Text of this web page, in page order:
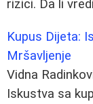
rizici. Da li
Kupus Dijeta:
Mršavljenje
Vidna
Iskustva sa